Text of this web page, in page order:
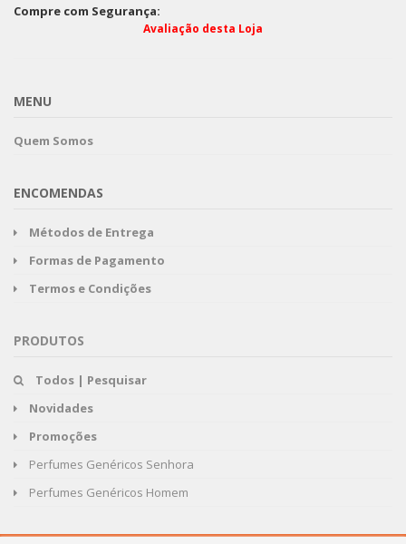
Compre com Segurança:
Avaliação desta Loja
MENU
Quem Somos
ENCOMENDAS
Métodos de Entrega
Formas de Pagamento
Termos e Condições
PRODUTOS
Todos | Pesquisar
Novidades
Promoções
Perfumes Genéricos Senhora
Perfumes Genéricos Homem